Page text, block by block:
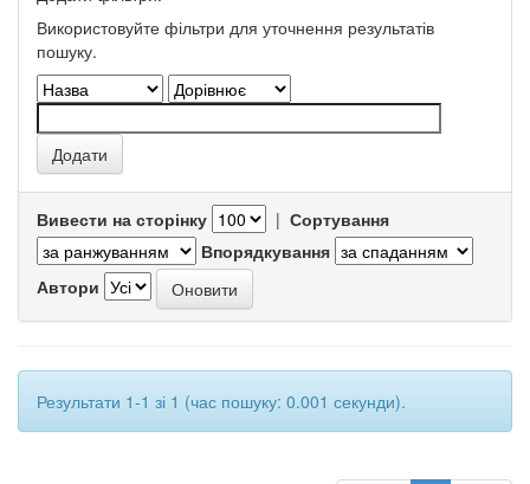
Використовуйте фільтри для уточнення результатів
пошуку.
Вивести на сторінку | Сортування
Впорядкування
Автори
Результати 1-1 зі 1 (час пошуку: 0.001 секунди).